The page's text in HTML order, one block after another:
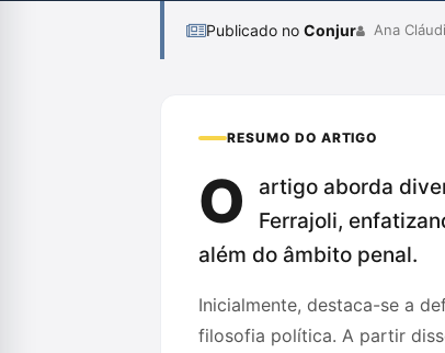
Publicado no Conjur Ana
RESUMO DO ARTIGO
O
artigo aborda
Ferrajoli,
além do âmbito penal.
Inicialmente, destaca-se a
filosofia política. A partir